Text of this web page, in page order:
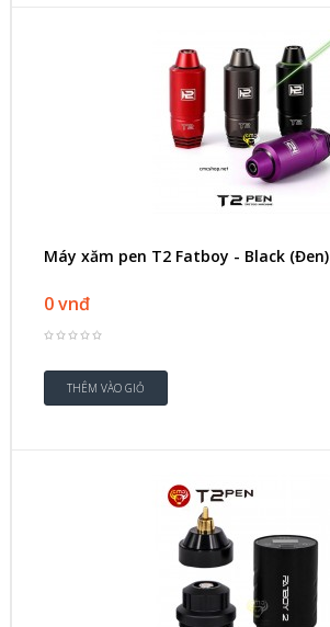
Máy xăm pen T2 Fatboy - Black (Đen)
0 vnđ